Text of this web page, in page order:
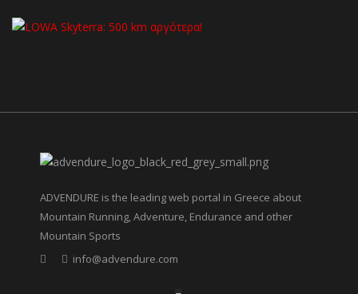
ADVENDURE is the leading web portal in Greece about
Mountain Running, Adventure, Endurance and other
Mountain Sports
info@advendure.com